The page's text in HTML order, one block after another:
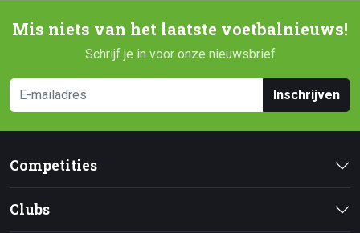
Mis niets van het laatste voetbalnieuws!
Schrijf je in voor onze nieuwsbrief
Inschrijven
Competities
Clubs